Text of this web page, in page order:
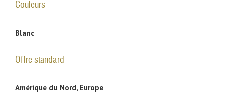
Couleurs
Blanc
Offre standard
Amérique du Nord, Europe